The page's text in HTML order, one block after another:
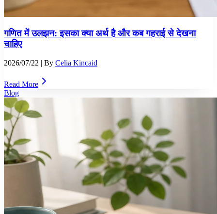
गणित में उलझन: इसका क्या अर्थ है और कब गहराई से देखना
चाहिए
2026/07/22 | By Celia Kincaid
Read More
Blog